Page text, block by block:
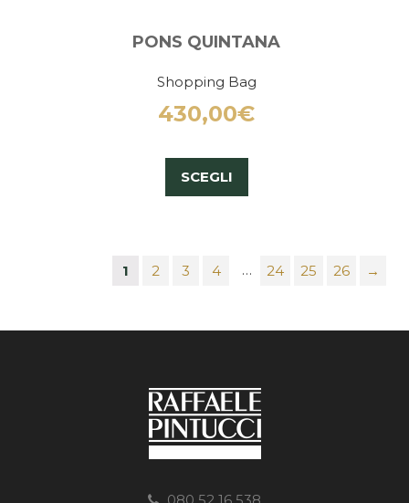
PONS QUINTANA
Shopping Bag
430,00€
SCEGLI
1 2 3 4 … 24 25 26 →